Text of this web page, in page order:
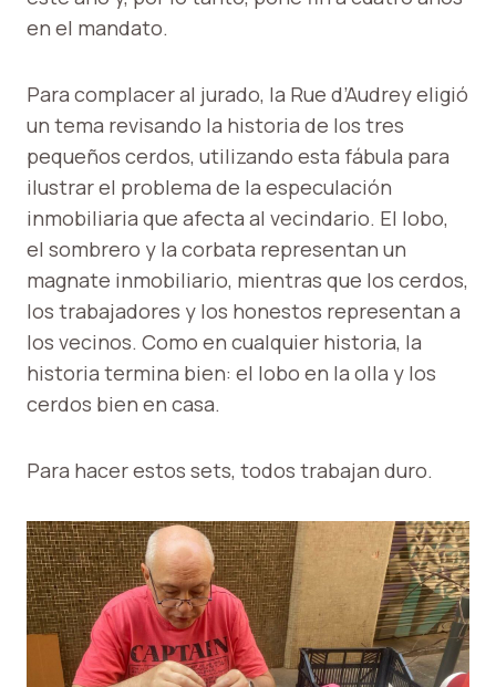
en el mandato.
Para complacer al jurado, la Rue d’Audrey eligió
un tema revisando la historia de los tres
pequeños cerdos, utilizando esta fábula para
ilustrar el problema de la especulación
inmobiliaria que afecta al vecindario. El lobo,
el sombrero y la corbata representan un
magnate inmobiliario, mientras que los cerdos,
los trabajadores y los honestos representan a
los vecinos. Como en cualquier historia, la
historia termina bien: el lobo en la olla y los
cerdos bien en casa.
Para hacer estos sets, todos trabajan duro.